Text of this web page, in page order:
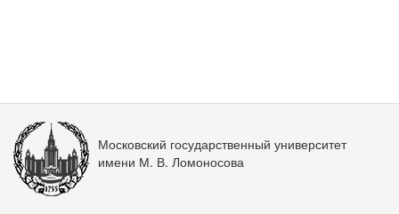
Московский государственный университет
имени М. В. Ломоносова